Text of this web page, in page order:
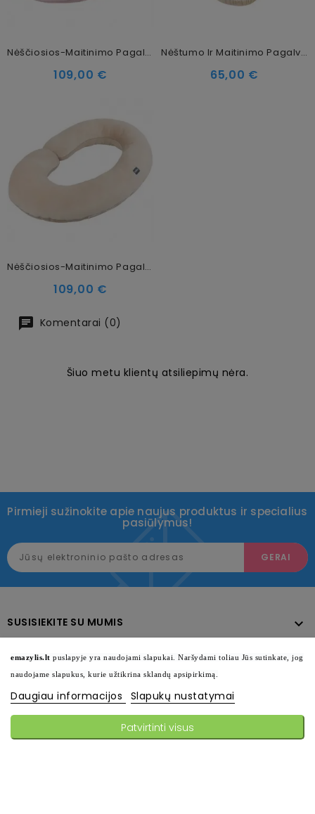
Nėščiosios-Maitinimo Pagalvė C Formos, Rožinė
Kaina
109,00 €
Nėštumo Ir Maitinimo Pagalvė, V Formos, Smėlio
Kaina
65,00 €
Nėščiosios-Maitinimo Pagalvė C Formos, Smėlio
Kaina
109,00 €
Komentarai (0)
Šiuo metu klientų atsiliepimų nėra.
Pirmieji sužinokite apie naujus produktus ir specialius
pasiūlymus!
SUSISIEKITE SU MUMIS 

INFORMACIJA
SEKITE MUS
emazylis.lt puslapyje yra naudojami slapukai. Naršydami toliau Jūs sutinkate, jog
naudojame slapukus, kurie užtikrina sklandų apsipirkimą.
Daugiau informacijos Slapukų nustatymai
Patvirtinti visus